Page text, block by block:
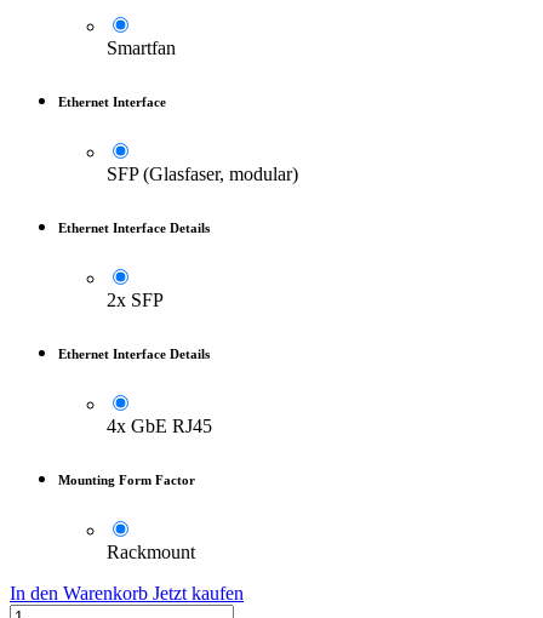
Smartfan
Ethernet Interface
SFP (Glasfaser, modular)
Ethernet Interface Details
2x SFP
Ethernet Interface Details
4x GbE RJ45
Mounting Form Factor
Rackmount
In den Warenkorb Jetzt kaufen